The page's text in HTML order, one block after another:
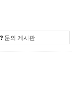
문의 게시판